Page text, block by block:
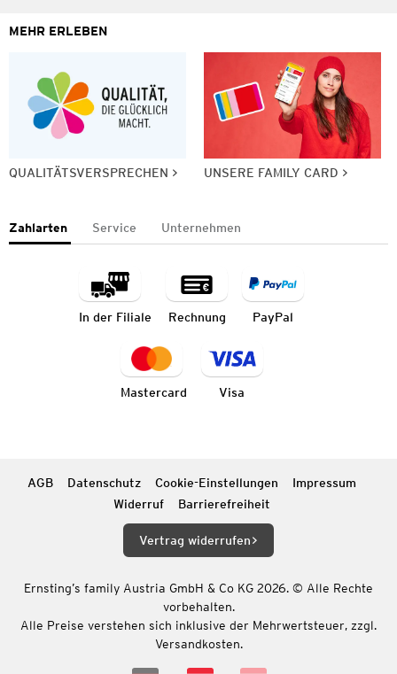
MEHR ERLEBEN
QUALITÄTSVERSPRECHEN UNSERE FAMILY CARD
Zahlarten Service Unternehmen
In der Filiale Rechnung PayPal
Mastercard Visa
AGB Datenschutz Cookie-Einstellungen
Impressum
Widerruf
Barrierefreiheit
Vertrag widerrufen
Ernsting’s family Austria GmbH & Co KG 2026. © Alle Rechte
vorbehalten.
Alle Preise verstehen sich inklusive der Mehrwertsteuer, zzgl.
Versandkosten.